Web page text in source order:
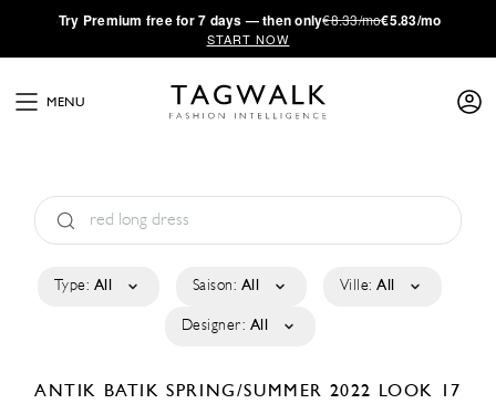
·Try Premium free for 7 days — then only€8.33/mo€5.83/mo
START NOW
MENU
Type: All Saison: All Ville: All
Designer: All
ANTIK BATIKSPRING/SUMMER 2022 LOOK 17